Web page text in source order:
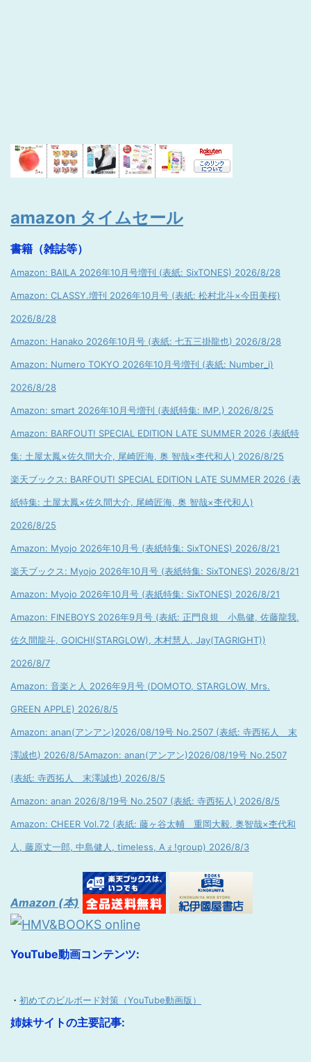
amazon タイムセール
書籍（雑誌等）
Amazon: BAILA 2026年10月号増刊 (表紙: SixTONES) 2026/8/28
Amazon: CLASSY.増刊 2026年10月号 (表紙: 松村北斗×今田美桜)
2026/8/28
Amazon: Hanako 2026年10月号 (表紙: 七五三掛龍也) 2026/8/28
Amazon: Numero TOKYO 2026年10月号増刊 (表紙: Number_i)
2026/8/28
Amazon: smart 2026年10月号増刊 (表紙特集: IMP.) 2026/8/25
Amazon: BARFOUT! SPECIAL EDITION LATE SUMMER 2026 (表紙特
集: 土屋太鳳×佐久間大介, 尾崎匠海, 奥 智哉×杢代和人) 2026/8/25
楽天ブックス: BARFOUT! SPECIAL EDITION LATE SUMMER 2026 (表
紙特集: 土屋太鳳×佐久間大介, 尾崎匠海, 奥 智哉×杢代和人)
2026/8/25
Amazon: Myojo 2026年10月号 (表紙特集: SixTONES) 2026/8/21
楽天ブックス: Myojo 2026年10月号 (表紙特集: SixTONES) 2026/8/21
Amazon: Myojo 2026年10月号 (表紙特集: SixTONES) 2026/8/21
Amazon: FINEBOYS 2026年9月号 (表紙: 正門良規 小島健, 佐藤龍我,
佐久間龍斗, GOICHI(STARGLOW), 木村慧人, Jay(TAGRIGHT))
2026/8/7
Amazon: 音楽と人 2026年9月号 (DOMOTO, STARGLOW, Mrs.
GREEN APPLE) 2026/8/5
Amazon: anan(アンアン)2026/08/19号 No.2507 (表紙: 寺西拓人 末
澤誠也) 2026/8/5Amazon: anan(アンアン)2026/08/19号 No.2507
(表紙: 寺西拓人 末澤誠也) 2026/8/5
Amazon: anan 2026/8/19号 No.2507 (表紙: 寺西拓人) 2026/8/5
Amazon: CHEER Vol.72 (表紙: 藤ヶ谷太輔 重岡大毅, 奥智哉×杢代和
人, 藤原丈一郎, 中島健人, timeless, Aぇ!group) 2026/8/3
Amazon (本)
YouTube動画コンテンツ:
・ 初めてのビルボード対策（YouTube動画版）
姉妹サイトの主要記事: